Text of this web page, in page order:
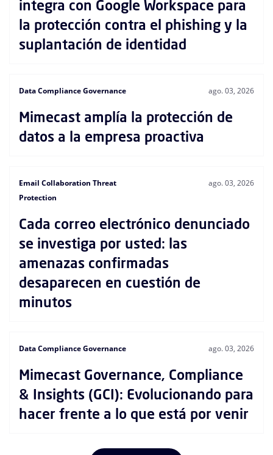
integra con Google Workspace para
la protección contra el phishing y la
suplantación de identidad
Data Compliance Governance ago. 03, 2026
Mimecast amplía la protección de
datos a la empresa proactiva
Email Collaboration Threat
Protection
ago. 03, 2026
Cada correo electrónico denunciado
se investiga por usted: las
amenazas confirmadas
desaparecen en cuestión de
minutos
Data Compliance Governance ago. 03, 2026
Mimecast Governance, Compliance
& Insights (GCI): Evolucionando para
hacer frente a lo que está por venir